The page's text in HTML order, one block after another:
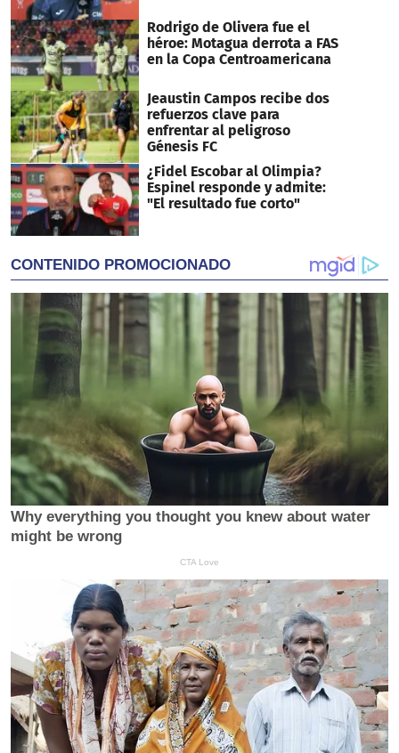
Rodrigo de Olivera fue el
héroe: Motagua derrota a FAS
en la Copa Centroamericana
Jeaustin Campos recibe dos
refuerzos clave para
enfrentar al peligroso
Génesis FC
¿Fidel Escobar al Olimpia?
Espinel responde y admite:
"El resultado fue corto"